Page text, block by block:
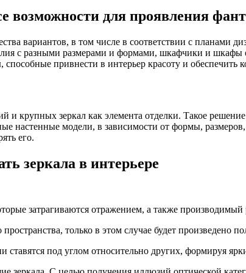
возможности для проявления
вариантов, в том числе в соответствии с
с разными размерами и формами, шкафчики и
привнести в интерьер красоту и обеспечить
крупных зеркал как элемента отделки. Такое
настенные модели, в зависимости от формы,
его.
зеркала в интерьере
затрагиваются отражением, а также производимый
только в этом случае будет произведено
под углом относительно других, формируя